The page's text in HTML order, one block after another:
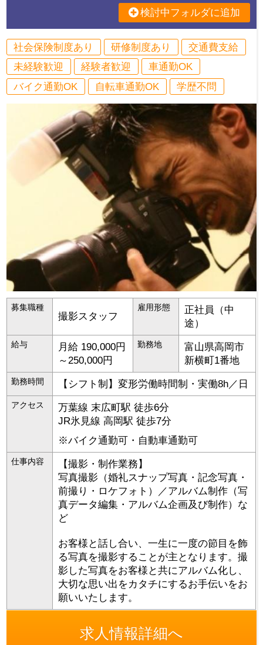
検討中フォルダに追加
社会保険制度あり 研修制度あり
交通費支給
未経験歓迎
経験者歓迎
車通勤OK
バイク通勤OK
自転車通勤OK 学歴不問
募集職種
撮影スタッフ
雇用形態
正社員（中
途）
給与
月給 190,000円
～250,000円
勤務地 富山県高岡市
新横町1番地
勤務時間 【シフト制】変形労働時間制・実働8h／日
アクセス
万葉線 末広町駅 徒歩6分
JR氷見線 高岡駅 徒歩7分
※バイク通勤可・自動車通勤可
仕事内容
【撮影・制作業務】
写真撮影（婚礼スナップ写真・記念写真・
前撮り・ロケフォト）／アルバム制作（写
真データ編集・アルバム企画及び制作）な
ど
お客様と話し合い、一生に一度の節目を飾
る写真を撮影することが主となります。撮
影した写真をお客様と共にアルバム化し、
大切な思い出をカタチにするお手伝いをお
願いいたします。
求人情報詳細へ